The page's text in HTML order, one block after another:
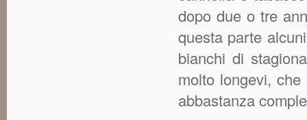
dopo due o tre
questa parte
bianchi di
molto longevi,
abbastanza